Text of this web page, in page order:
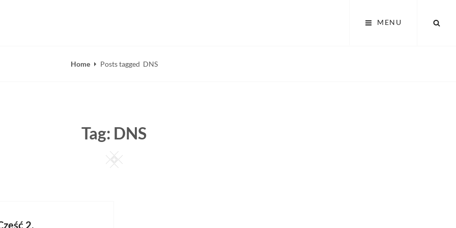
w Kluczowe Domeny… MENU
Home Posts tagged DNS
Tag: DNS
Square
2.